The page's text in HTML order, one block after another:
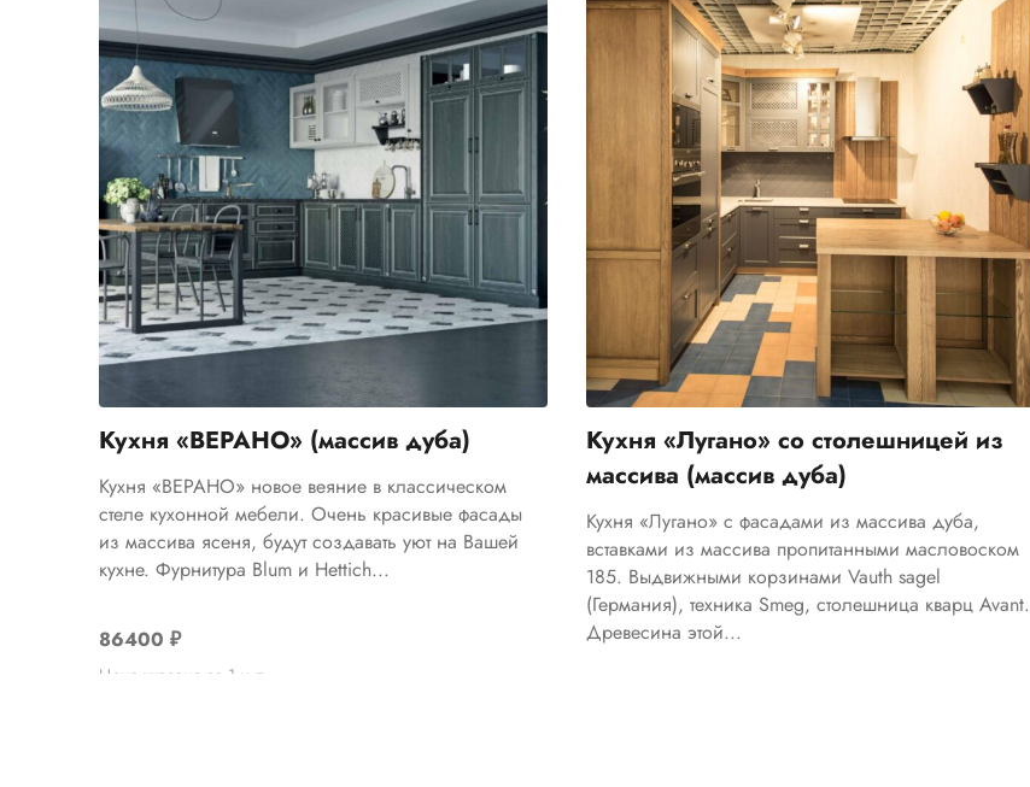
Кухня «ВЕРАНО» (массив дуба)
Кухня «ВЕРАНО» новое веяние в классическом
стеле кухонной мебели. Очень красивые фасады
из массива ясеня, будут создавать уют на Вашей
кухне. Фурнитура Blum и Hettich...
86400₽
Цена указана за 1 м.п.
Кухня «Лугано» со столешницей из
массива (массив дуба)
Кухня «Лугано» с фасадами из массива дуба,
вставками из массива пропитанными масловоском
185. Выдвижными корзинами Vauth sagel
(Германия), техника Smeg, столешница кварц Avant.
Древесина этой...